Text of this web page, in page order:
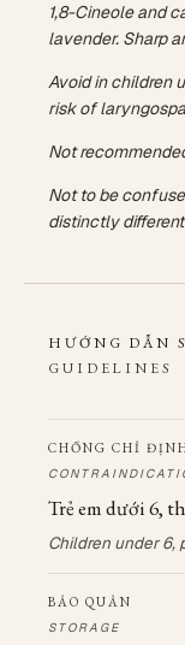
1,8-Cineole and
lavender. Sharp
Avoid in children
risk of
Not
Not to be
distinctly
HƯỚNG DẪN
GUIDELINES
CHỐNG CHỈ
Trẻ em dưới 6,
Children under 6,
BẢO QUẢN
STORAGE